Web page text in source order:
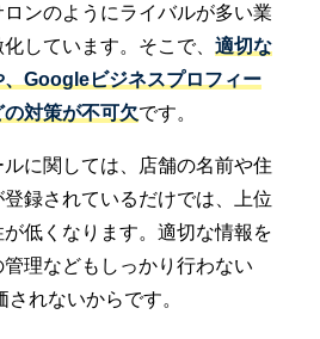
ンのようにライバルが多い業
しています。そこで、 適切な
Googleビジネスプロフィー
対策が不可欠です。
に関しては、店舗の名前や住
録されているだけでは、上位
低くなります。適切な情報を
理などもしっかり行わない
れないからです。